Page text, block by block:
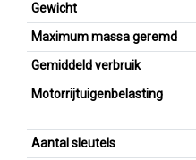
Gewicht
Maximum massa geremd
Gemiddeld verbruik
Motorrijtuigenbelasting
Aantal sleutels